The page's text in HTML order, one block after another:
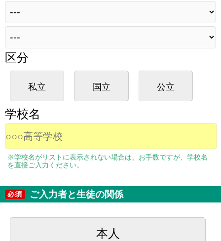
区分
私立 国立 公立
学校名
※学校名がリストに表示されない場合は、お手数ですが、学校名
を直接ご入力ください。
ご入力者と生徒の関係
本人